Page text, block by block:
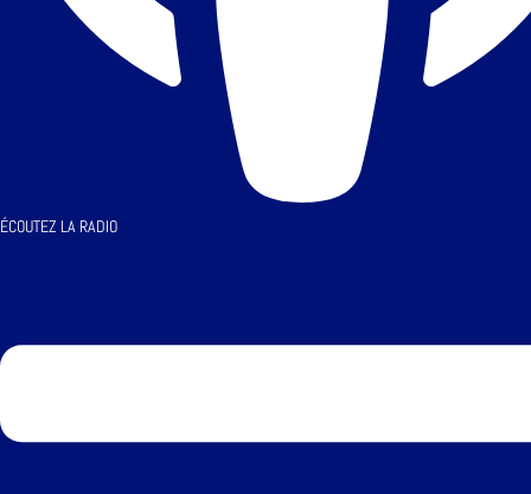
ÉCOUTEZ LA RADIO